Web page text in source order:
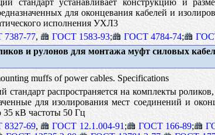
для оконцевания кабелей и
исполнения УХЛ3
77, ГОСТ 1583-93; ГОСТ 4784-74;
и рулонов для монтажа муфт силовых
muffs of power cables. Specifications
стандарт распространяется на комплекты
для изолирования мест соединений и
35 кВ частоты 50 Гц
69, ГОСТ 12.1.004-91 ; ГОСТ 166-89;